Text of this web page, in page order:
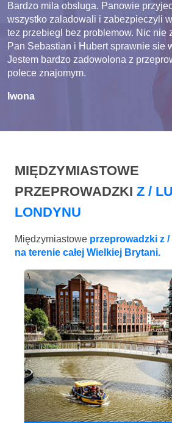
Bardzo mila obsluga. Panowie
wszystko zaladowali i zabezpieczyli
tez przebiegl bez problemow. Nic nie
Pan Sebastian i Hubert sprawnie sie
Jestem bardzo zadowolona z
polece znajomym.
Iwona
MIĘDZYMIASTOWE
PRZEPROWADZKI Z /
LONDYNU
Międzymiastowe przeprowadzki z
na terenie całej Wielkiej Brytani.